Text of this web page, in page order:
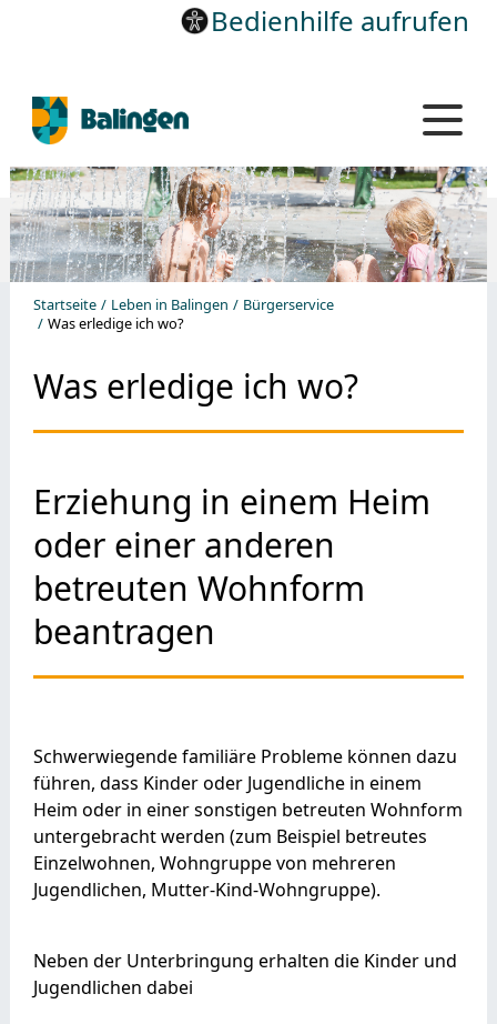
Bedienhilfe aufrufen
Startseite Leben in Balingen
Bürgerservice
Was erledige ich wo?
Was erledige ich wo?
Erziehung in einem Heim
oder einer anderen
betreuten Wohnform
beantragen
Schwerwiegende familiäre Probleme können dazu
führen, dass Kinder oder Jugendliche in einem
Heim oder in einer sonstigen betreuten Wohnform
untergebracht werden (zum Beispiel betreutes
Einzelwohnen, Wohngruppe von mehreren
Jugendlichen, Mutter-Kind-Wohngruppe).
Neben der Unterbringung erhalten die Kinder und
Jugendlichen dabei